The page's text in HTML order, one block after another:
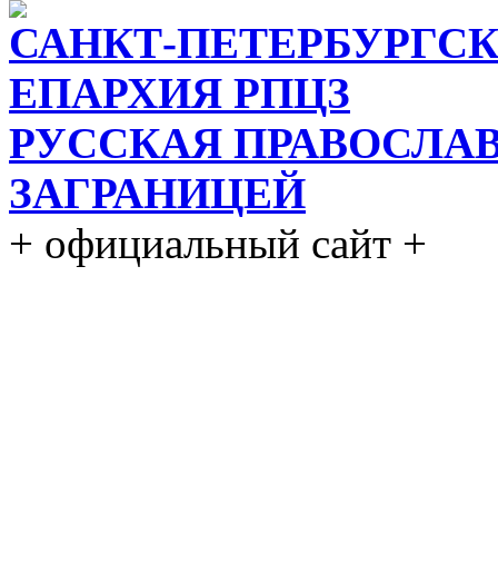
САНКТ-
ЕПАРХИЯ РПЦЗ
РУССКАЯ
ЗАГРАНИЦЕЙ
+ официальный сайт +